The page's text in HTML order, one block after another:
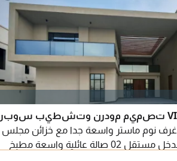
للإيجار فيلا VIP تصميم مودرن وتشطيب سوبر
ديلوكس تتكون من 05 غرف نوم ماستر واسعة جدا مع خزائن مجلس
رجل كبير مع مغاسل بمدخل مستقل 02 صالة عائلية واسعة مطبخ